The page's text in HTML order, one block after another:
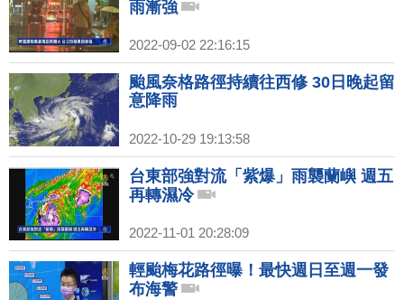
雨漸強
2022-09-02 22:16:15
颱風奈格路徑持續往西修 30日晚起留
意降雨
2022-10-29 19:13:58
台東部強對流「紫爆」雨襲蘭嶼 週五
再轉濕冷
2022-11-01 20:28:09
輕颱梅花路徑曝！最快週日至週一發
布海警